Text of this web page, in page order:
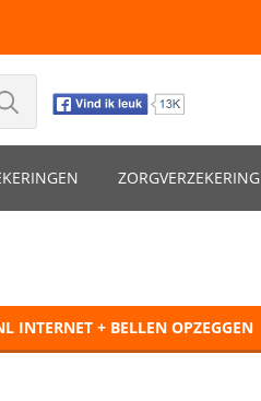
ZORGVERZEKERING
INTERNET + BELLEN OPZEGGEN